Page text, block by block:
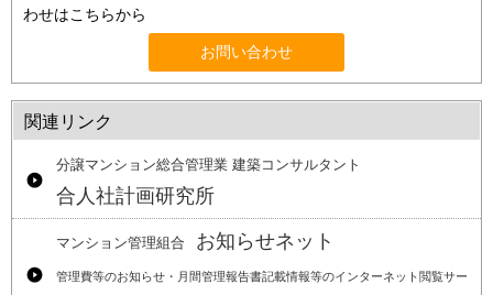
わせはこちらから
お問い合わせ
関連リンク
分譲マンション総合管理業 建築コンサルタント
合人社計画研究所
マンション管理組合 お知らせネット
管理費等のお知らせ・月間管理報告書記載情報等のインターネット閲覧サー